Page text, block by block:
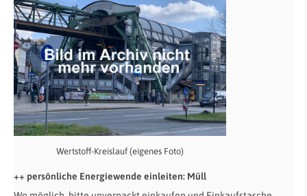
Wertstoff-Kreislauf (eigenes Foto)
++ persönliche Energiewende einleiten: Müll